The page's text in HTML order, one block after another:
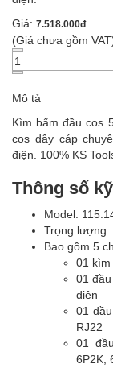
Giá: 7.518.000đ
(Giá chưa gồm
Mô tả
Kìm bấm đầu cos
cos dây cáp
điện. 100% KS
Thông số
Model:
Trọng lượng:
Bao gồm 5
01 kìm
01
điện
01
RJ22
01
6P2K,